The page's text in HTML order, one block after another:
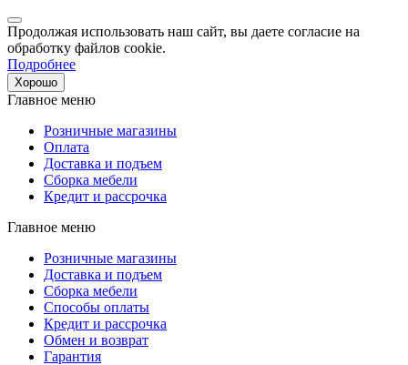
Продолжая использовать наш сайт, вы даете согласие на
обработку файлов cookie.
Подробнее
Хорошо
Главное меню
Розничные магазины
Оплата
Доставка и подъем
Сборка мебели
Кредит и рассрочка
Главное меню
Розничные магазины
Доставка и подъем
Сборка мебели
Способы оплаты
Кредит и рассрочка
Обмен и возврат
Гарантия